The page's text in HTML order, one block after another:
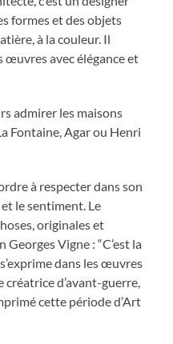
formes et des objets
à la couleur. Il
œuvres avec élégance et
admirer les maisons
Fontaine, Agar ou Henri
à respecter dans son
le sentiment. Le
originales et
Vigne : “C’est la
dans les œuvres
d’avant-guerre,
cette période d’Art